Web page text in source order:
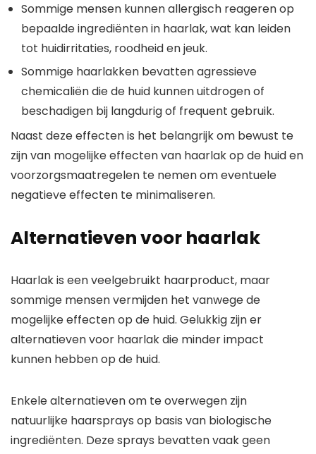
Sommige mensen kunnen allergisch reageren op
bepaalde ingrediënten in haarlak, wat kan leiden
tot huidirritaties, roodheid en jeuk.
Sommige haarlakken bevatten agressieve
chemicaliën die de huid kunnen uitdrogen of
beschadigen bij langdurig of frequent gebruik.
Naast deze effecten is het belangrijk om bewust te
zijn van mogelijke effecten van haarlak op de huid en
voorzorgsmaatregelen te nemen om eventuele
negatieve effecten te minimaliseren.
Alternatieven voor haarlak
Haarlak is een veelgebruikt haarproduct, maar
sommige mensen vermijden het vanwege de
mogelijke effecten op de huid. Gelukkig zijn er
alternatieven voor haarlak die minder impact
kunnen hebben op de huid.
Enkele alternatieven om te overwegen zijn
natuurlijke haarsprays op basis van biologische
ingrediënten. Deze sprays bevatten vaak geen